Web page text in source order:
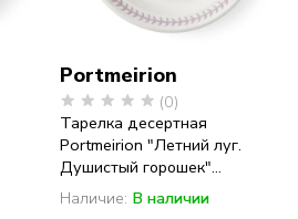
Portmeirion
(0)
Тарелка десертная
Portmeirion "Летний луг.
Душистый горошек"...
Наличие: В наличии